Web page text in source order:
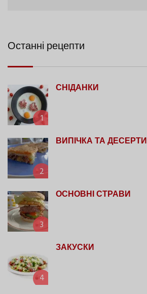
Останні рецепти
1
СНІДАНКИ
2
ВИПІЧКА ТА ДЕСЕРТИ
3
ОСНОВНІ СТРАВИ
4
ЗАКУСКИ